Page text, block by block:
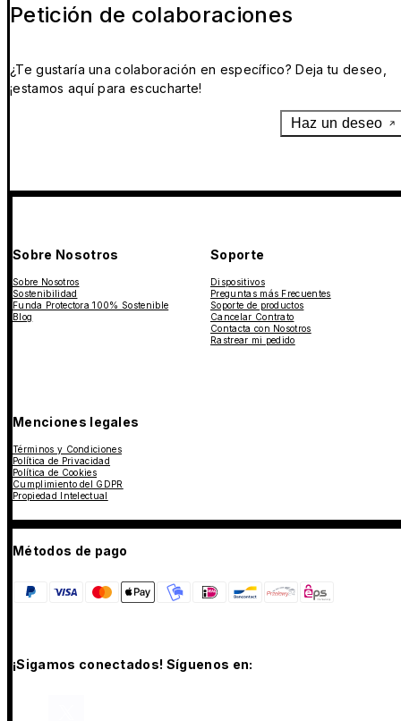
Petición de colaboraciones
¿Te gustaría una colaboración en específico? Deja tu deseo,
¡estamos aquí para escucharte!
Haz un deseo
Sobre Nosotros
Sobre Nosotros
Sostenibilidad
Funda Protectora 100% Sostenible
Blog
Soporte
Dispositivos
Preguntas más Frecuentes
Soporte de productos
Cancelar Contrato
Contacta con Nosotros
Rastrear mi pedido
Menciones legales
Términos y Condiciones
Política de Privacidad
Política de Cookies
Cumplimiento del GDPR
Propiedad Intelectual
Métodos de pago
¡Sigamos conectados! Síguenos en: